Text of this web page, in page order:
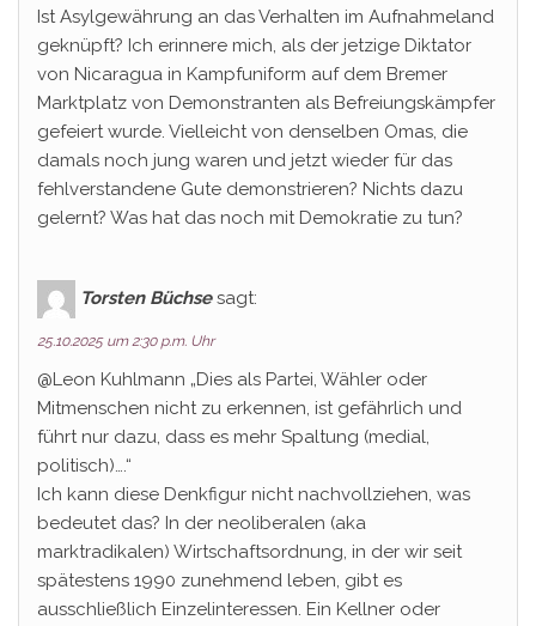
Ist Asylgewährung an das Verhalten im Aufnahmeland
geknüpft? Ich erinnere mich, als der jetzige Diktator
von Nicaragua in Kampfuniform auf dem Bremer
Marktplatz von Demonstranten als Befreiungskämpfer
gefeiert wurde. Vielleicht von denselben Omas, die
damals noch jung waren und jetzt wieder für das
fehlverstandene Gute demonstrieren? Nichts dazu
gelernt? Was hat das noch mit Demokratie zu tun?
Torsten Büchse sagt:
25.10.2025 um 2:30 p.m. Uhr
@Leon Kuhlmann „Dies als Partei, Wähler oder
Mitmenschen nicht zu erkennen, ist gefährlich und
führt nur dazu, dass es mehr Spaltung (medial,
politisch)….“
Ich kann diese Denkfigur nicht nachvollziehen, was
bedeutet das? In der neoliberalen (aka
marktradikalen) Wirtschaftsordnung, in der wir seit
spätestens 1990 zunehmend leben, gibt es
ausschließlich Einzelinteressen. Ein Kellner oder